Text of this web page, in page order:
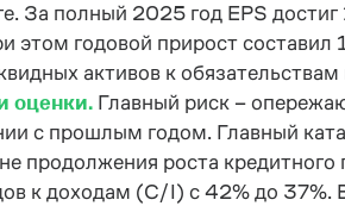
За полный 2025 год EPS
этом годовой прирост
активов к
оценки. Главный риск –
с прошлым годом. Главный
продолжения роста
к доходам (C/I) с 42% до